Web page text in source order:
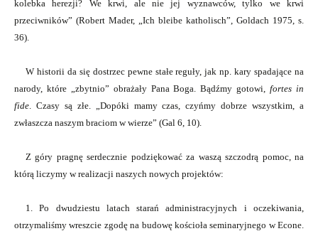
kolebka herezji? We krwi, ale nie jej wyznawców, tylko we krwi
przeciwników” (Robert Mader, „Ich bleibe katholisch”, Goldach 1975, s.
36).
W historii da się dostrzec pewne stałe reguły, jak np. kary spadające na
narody, które „zbytnio” obrażały Pana Boga. Bądźmy gotowi,fortes in
fide. Czasy są złe. „Dopóki mamy czas, czyńmy dobrze wszystkim, a
zwłaszcza naszym braciom w wierze” (Gal 6, 10).
Z góry pragnę serdecznie podziękować za waszą szczodrą pomoc, na
którą liczymy w realizacji naszych nowych projektów:
1. Po dwudziestu latach starań administracyjnych i oczekiwania,
otrzymaliśmy wreszcie zgodę na budowę kościoła seminaryjnego w Econe.